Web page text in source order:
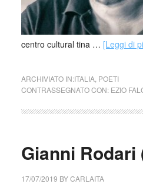
centro cultural tina … [Leggi di
ARCHIVIATO IN:ITALIA, POETI
CONTRASSEGNATO CON: EZIO
Gianni Rodari
17/07/2019 BYCARLAITA